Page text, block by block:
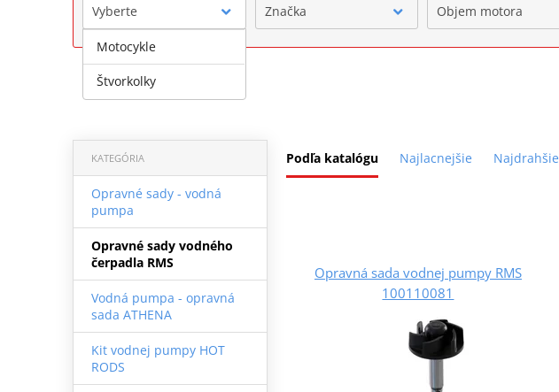
Vyberte Značka Objem motora
Podľa katalógu Najlacnejšie Najdrahšie
KATEGÓRIA
Opravné sady - vodná
pumpa
Opravné sady vodného
čerpadla RMS
Vodná pumpa - opravná
sada ATHENA
Kit vodnej pumpy HOT
RODS
Opravná sada vodnej pumpy RMS
100110081
Motocykle
Štvorkolky